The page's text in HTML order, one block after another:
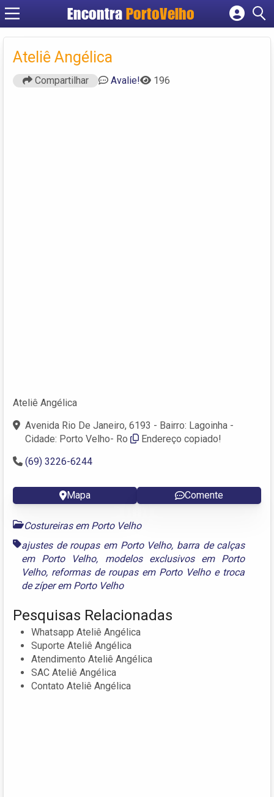
EncontraPortoVelho
Cadastrar empresa
Ateliê Angélica
Compartilhar Avalie! 196
Ateliê Angélica
Avenida Rio De Janeiro, 6193 - Bairro: Lagoinha -
Cidade: Porto Velho- Ro
Endereço copiado!
(69) 3226-6244
Mapa Comente
Costureiras em Porto Velho
ajustes de roupas em Porto Velho, barra de calças
em Porto Velho, modelos exclusivos em Porto
Velho, reformas de roupas em Porto Velhoe troca
de zíper em Porto Velho
Pesquisas Relacionadas
Whatsapp Ateliê Angélica
Suporte Ateliê Angélica
Atendimento Ateliê Angélica
SAC Ateliê Angélica
Contato Ateliê Angélica